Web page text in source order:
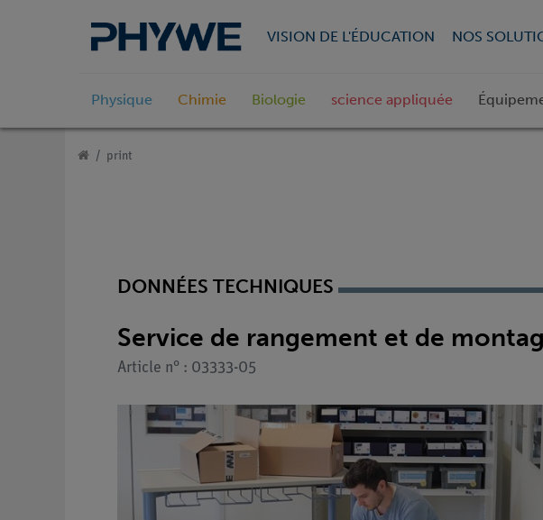
VISION DE L'ÉDUCATION NOS
Physique Chimie Biologie science appliquée
print
DONNÉES TECHNIQUES
Service de rangement et de
Article n° : 03333-05